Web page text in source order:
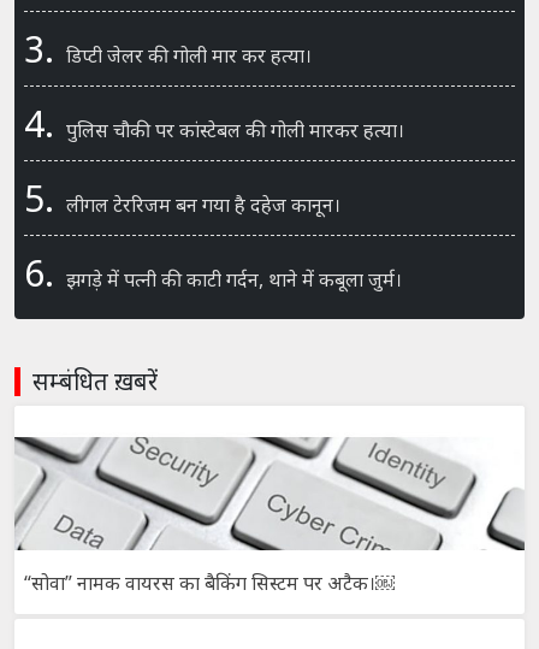
3. डिप्टी जेलर की गोली मार कर हत्या।
4. पुलिस चौकी पर कांस्टेबल की गोली मारकर हत्या।
5. लीगल टेररिजम बन गया है दहेज कानून।
6. झगड़े में पत्नी की काटी गर्दन, थाने में कबूला जुर्म।
सम्बंधित ख़बरें
“सोवा” नामक वायरस का बैकिंग सिस्टम पर अटैक।￼